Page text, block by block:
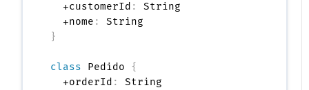
  +customerId
:
String
  +nome
:
}
class Pedido {
  +orderId
:
String